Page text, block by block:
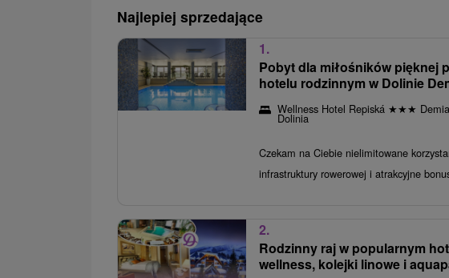
Najlepiej sprzedające
1.
Pobyt dla miłośników pięknej
hotelu rodzinnym w Dolinie
Wellness Hotel Repiská ★★★
Dolinia
Czekam na Ciebie nielimitowane
infrastruktury rowerowej i atrakcyjne
2.
Rodzinny raj w popularnym
wellness, kolejki linowe i